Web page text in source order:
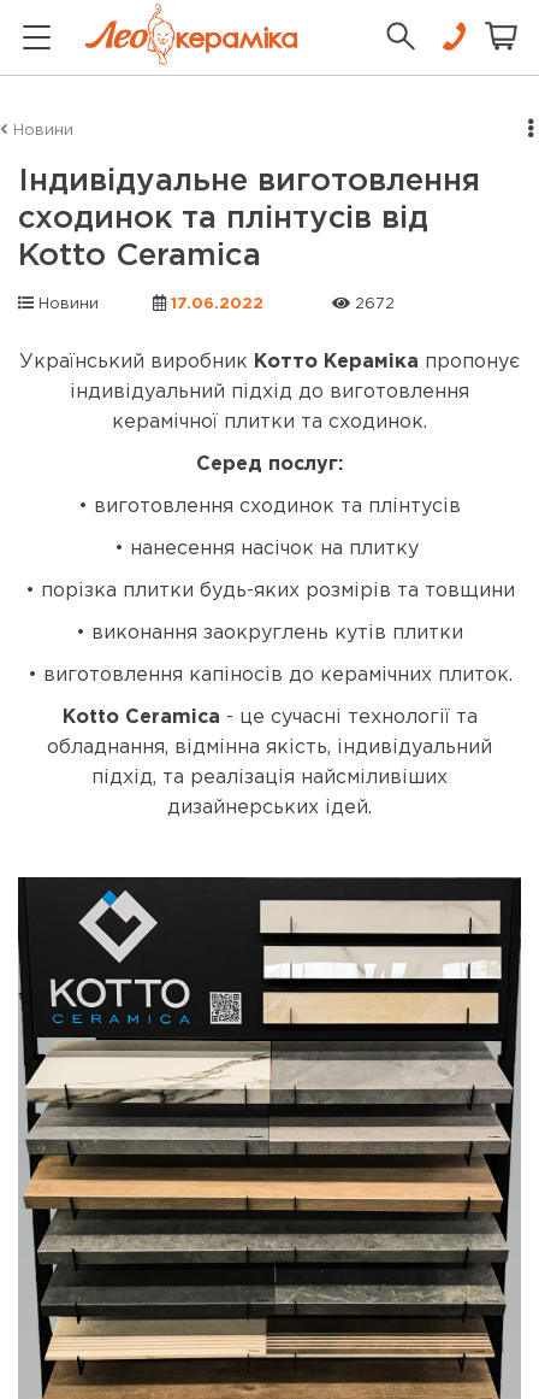
Новини
Індивідуальне виготовлення
сходинок та плінтусів від
Kotto Ceramica
Новини 17.06.2022 2672
Український виробник Котто Кераміка пропонує
індивідуальний підхід до виготовлення
керамічної плитки та сходинок.
Серед послуг:
• виготовлення сходинок та плінтусів
• нанесення насічок на плитку
• порізка плитки будь-яких розмірів та товщини
• виконання заокруглень кутів плитки
• виготовлення капіносів до керамічних плиток.
Kotto Ceramica - це сучасні технології та
обладнання, відмінна якість, індивідуальний
підхід, та реалізація найсміливіших
дизайнерських ідей.